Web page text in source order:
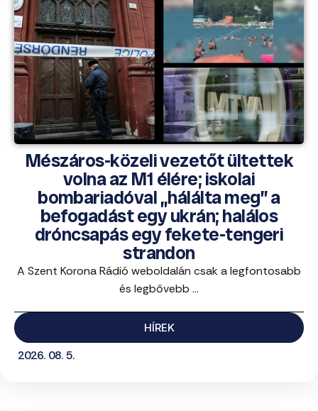
Mészáros-közeli vezetőt ültettek
volna az M1 élére; iskolai
bombariadóval „hálálta meg” a
befogadást egy ukrán; halálos
dróncsapás egy fekete-tengeri
strandon
A Szent Korona Rádió weboldalán csak a legfontosabb
és legbővebb ...
HÍREK
2026. 08. 5.